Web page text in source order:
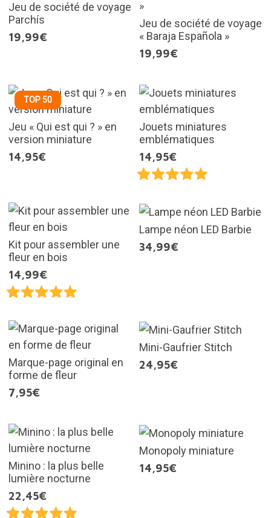
Jeu de société de voyage
Parchís
19,99€
Jeu de société de voyage
« Baraja Española »
19,99€
TOP 50
Jeu « Qui est qui ? » en
version miniature
14,95€
Jouets miniatures
emblématiques
14,95€
Kit pour assembler une
fleur en bois
14,99€
Lampe néon LED Barbie
34,99€
Marque-page original en
forme de fleur
7,95€
Mini-Gaufrier Stitch
24,95€
Minino : la plus belle
lumière nocturne
22,45€
Monopoly miniature
14,95€